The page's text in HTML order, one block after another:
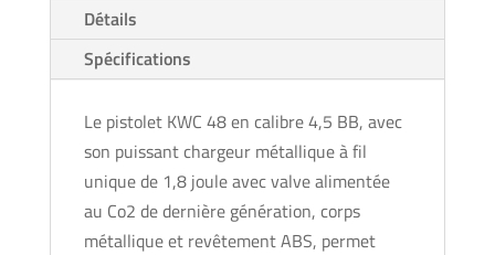
Détails
Spécifications
Le pistolet KWC 48 en calibre 4,5 BB, avec
son puissant chargeur métallique à fil
unique de 1,8 joule avec valve alimentée
au Co2 de dernière génération, corps
métallique et revêtement ABS, permet